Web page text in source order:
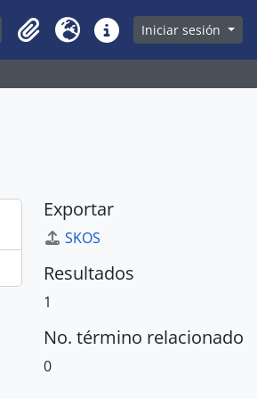
Search in browse page
Clipboard
Idioma Enlaces rápidos
Iniciar sesión
Exportar
SKOS
Resultados
1
No. término relacionado
0